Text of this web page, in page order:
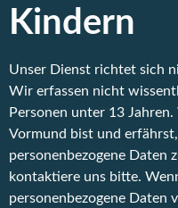
Kindern
Unser Dienst richtet sich
Wir erfassen nicht
Personen unter 13
Vormund bist und
personenbezogene Daten
kontaktiere uns bitte.
personenbezogene Daten